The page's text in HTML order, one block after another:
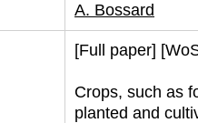
A. Bossard
[Full paper]
Crops, such as
planted and